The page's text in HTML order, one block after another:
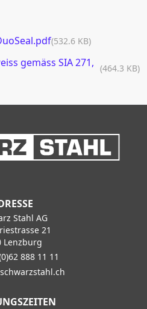
(532.6 KB)
gemäss SIA 271, (464.3 KB)
Stahl AG
21
Lenzburg
888 11 11